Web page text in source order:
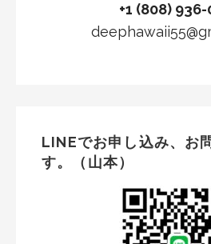
+1 (808) 936-
LINEでお申し込み、お
す。（山本）